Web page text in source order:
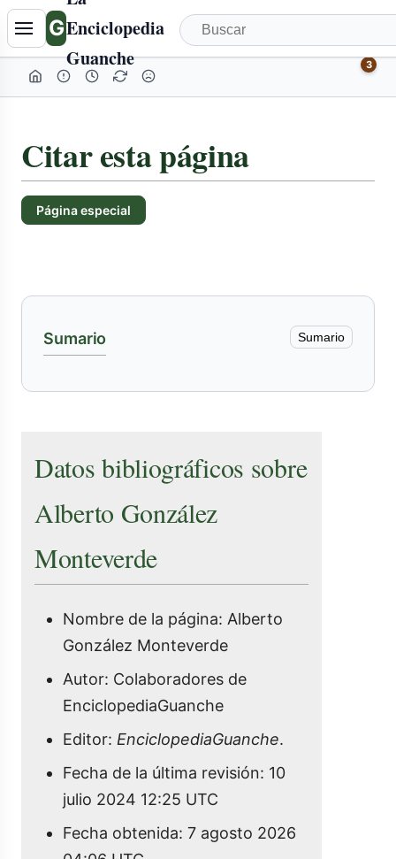
GEnciclopedia
Guanche
3
Citar esta página
Página especial
Sumario Sumario
Datos bibliográficos sobre
Alberto González
Monteverde
Nombre de la página: Alberto
González Monteverde
Autor: Colaboradores de
EnciclopediaGuanche
Editor: EnciclopediaGuanche.
Fecha de la última revisión: 10
julio 2024 12:25 UTC
Fecha obtenida: 7 agosto 2026
Tabla
de
contenidos
colapsada